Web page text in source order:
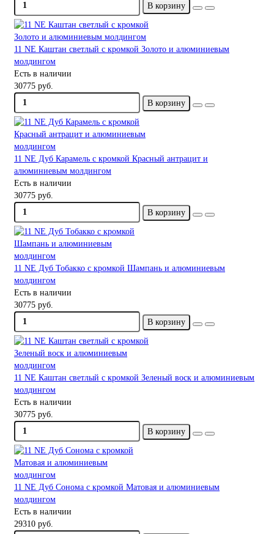
В корзину
11 NE Каштан светлый с кромкой Золото и алюминиевым
молдингом
Есть в наличии
30775 руб.
В корзину
11 NE Дуб Карамель с кромкой Красный антрацит и
алюминиевым молдингом
Есть в наличии
30775 руб.
В корзину
11 NE Дуб Тобакко с кромкой Шампань и алюминиевым
молдингом
Есть в наличии
30775 руб.
В корзину
11 NE Каштан светлый с кромкой Зеленый воск и алюминиевым
молдингом
Есть в наличии
30775 руб.
В корзину
11 NE Дуб Сонома с кромкой Матовая и алюминиевым
молдингом
Есть в наличии
29310 руб.